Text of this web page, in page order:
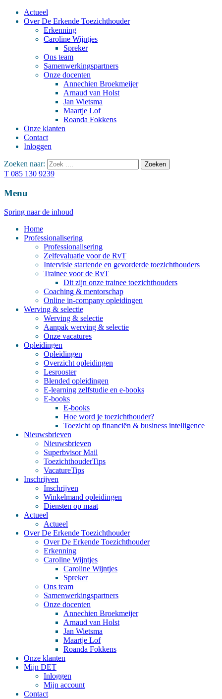
Actueel
Over De Erkende Toezichthouder
Erkenning
Caroline Wijntjes
Spreker
Ons team
Samenwerkingspartners
Onze docenten
Annechien Broekmeijer
Arnaud van Holst
Jan Wietsma
Maartje Lof
Roanda Fokkens
Onze klanten
Contact
Inloggen
Zoeken naar:
T 085 130 9239
Menu
Spring naar de inhoud
Home
Professionalisering
Professionalisering
Zelfevaluatie voor de RvT
Intervisie startende en gevorderde toezichthouders
Trainee voor de RvT
Dit zijn onze trainee toezichthouders
Coaching & mentorschap
Online in-company opleidingen
Werving & selectie
Werving & selectie
Aanpak werving & selectie
Onze vacatures
Opleidingen
Opleidingen
Overzicht opleidingen
Lesrooster
Blended opleidingen
E-learning zelfstudie en e-books
E-books
E-books
Hoe word je toezichthouder?
Toezicht op financiën & business intelligence
Nieuwsbrieven
Nieuwsbrieven
Superbvisor Mail
ToezichthouderTips
VacatureTips
Inschrijven
Inschrijven
Winkelmand opleidingen
Diensten op maat
Actueel
Actueel
Over De Erkende Toezichthouder
Over De Erkende Toezichthouder
Erkenning
Caroline Wijntjes
Caroline Wijntjes
Spreker
Ons team
Samenwerkingspartners
Onze docenten
Annechien Broekmeijer
Arnaud van Holst
Jan Wietsma
Maartje Lof
Roanda Fokkens
Onze klanten
Mijn DET
Inloggen
Mijn account
Contact